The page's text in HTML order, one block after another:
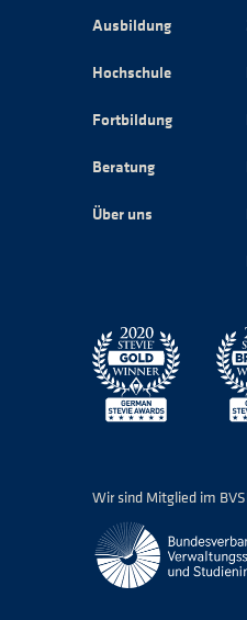
Ausbildung
Hochschule
Fortbildung
Beratung
Über uns
Wir sind Mitglied im